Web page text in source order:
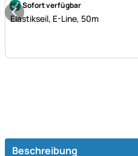
Sofort verfügbar
Elastikseil, E-Line, 50m
Beschreibung